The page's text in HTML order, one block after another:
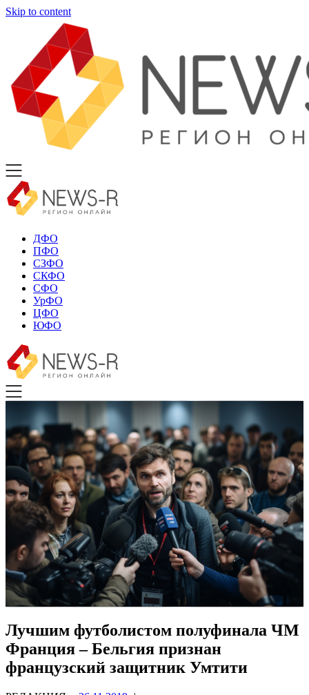
Skip to content
ДФО
ПФО
СЗФО
СКФО
СФО
УрФО
ЦФО
ЮФО
Лучшим футболистом полуфинала ЧМ
Франция – Бельгия признан
французский защитник Умтити